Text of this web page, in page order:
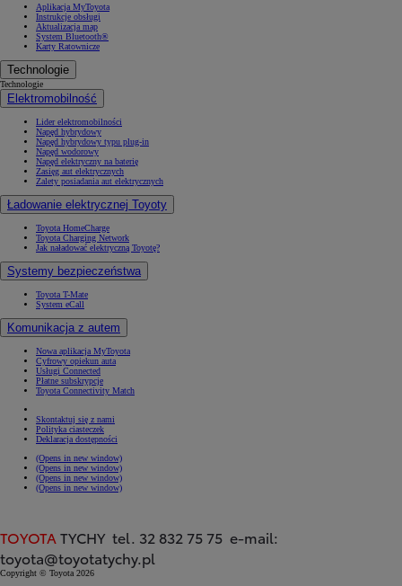
Aplikacja MyToyota
Instrukcje obsługi
Aktualizacja map
System Bluetooth®
Karty Ratownicze
Technologie
Technologie
Elektromobilność
Lider elektromobilności
Napęd hybrydowy
Napęd hybrydowy typu plug-in
Napęd wodorowy
Napęd elektryczny na baterię
Zasięg aut elektrycznych
Zalety posiadania aut elektrycznych
Ładowanie elektrycznej Toyoty
Toyota HomeCharge
Toyota Charging Network
Jak naładować elektryczną Toyotę?
Systemy bezpieczeństwa
Toyota T-Mate
System eCall
Komunikacja z autem
Nowa aplikacja MyToyota
Cyfrowy opiekun auta
Usługi Connected
Płatne subskrypcje
Toyota Connectivity Match
Skontaktuj się z nami
Polityka ciasteczek
Deklaracja dostępności
(Opens in new window)
(Opens in new window)
(Opens in new window)
(Opens in new window)
TOYOTA TYCHY tel. 32 832 75 75 e-mail:
toyota@toyotatychy.pl
Copyright © Toyota 2026